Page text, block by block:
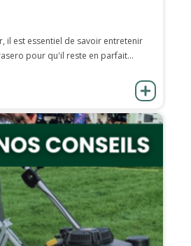
il est essentiel de savoir entretenir
pour qu'il reste en parfait...